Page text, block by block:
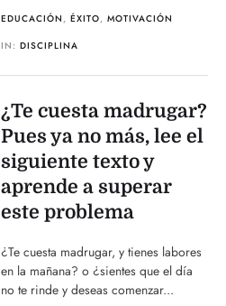
EDUCACIÓN ,ÉXITO,MOTIVACIÓN
IN:DISCIPLINA
¿Te cuesta madrugar?
Pues ya no más, lee el
siguiente texto y
aprende a superar
este problema
¿Te cuesta madrugar, y tienes labores
en la mañana? o ¿sientes que el día
no te rinde y deseas comenzar...